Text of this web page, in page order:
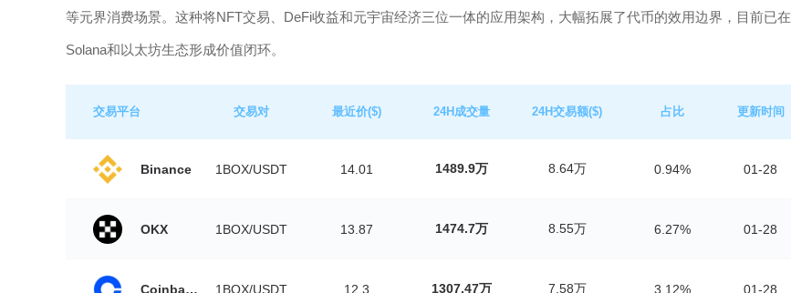
等元界消费场景。这种将NFT交易、DeFi收益和元宇宙经济三位一体的应用架构，大幅拓展了代币的效用边界，目前已在
Solana和以太坊生态形成价值闭环。
交易平台 交易对 最近价($) 24H成交量 24H交易额($) 占比 更新时间
Binance 1BOX/USDT 14.01 1489.9万 8.64万 0.94% 01-28
OKX 1BOX/USDT 13.87 1474.7万 8.55万 6.27% 01-28
Coinbase 1BOX/USDT 12.3 1307.47万 7.58万 3.12% 01-28